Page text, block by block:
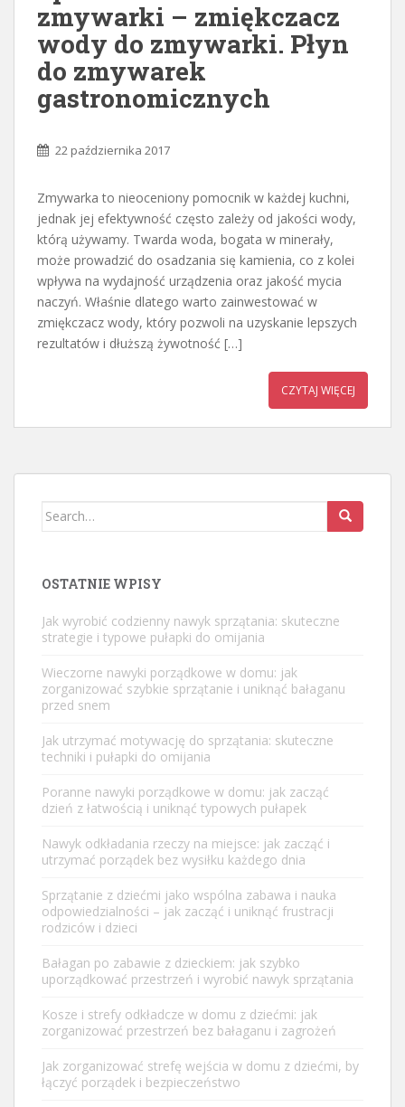
zmywarki – zmiękczacz
wody do zmywarki. Płyn
do zmywarek
gastronomicznych
22 października 2017
Zmywarka to nieoceniony pomocnik w każdej kuchni,
jednak jej efektywność często zależy od jakości wody,
którą używamy. Twarda woda, bogata w minerały,
może prowadzić do osadzania się kamienia, co z kolei
wpływa na wydajność urządzenia oraz jakość mycia
naczyń. Właśnie dlatego warto zainwestować w
zmiękczacz wody, który pozwoli na uzyskanie lepszych
rezultatów i dłuższą żywotność […]
CZYTAJ WIĘCEJ
Search
OSTATNIE WPISY
Jak wyrobić codzienny nawyk sprzątania: skuteczne
strategie i typowe pułapki do omijania
Wieczorne nawyki porządkowe w domu: jak
zorganizować szybkie sprzątanie i uniknąć bałaganu
przed snem
Jak utrzymać motywację do sprzątania: skuteczne
techniki i pułapki do omijania
Poranne nawyki porządkowe w domu: jak zacząć
dzień z łatwością i uniknąć typowych pułapek
Nawyk odkładania rzeczy na miejsce: jak zacząć i
utrzymać porządek bez wysiłku każdego dnia
Sprzątanie z dziećmi jako wspólna zabawa i nauka
odpowiedzialności – jak zacząć i uniknąć frustracji
rodziców i dzieci
Bałagan po zabawie z dzieckiem: jak szybko
uporządkować przestrzeń i wyrobić nawyk sprzątania
Kosze i strefy odkładcze w domu z dziećmi: jak
zorganizować przestrzeń bez bałaganu i zagrożeń
Jak zorganizować strefę wejścia w domu z dziećmi, by
łączyć porządek i bezpieczeństwo